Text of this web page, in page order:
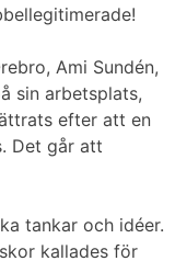
Ami Sundén,
sin arbetsplats,
efter att en
Det går att
tankar och idéer.
kallades för